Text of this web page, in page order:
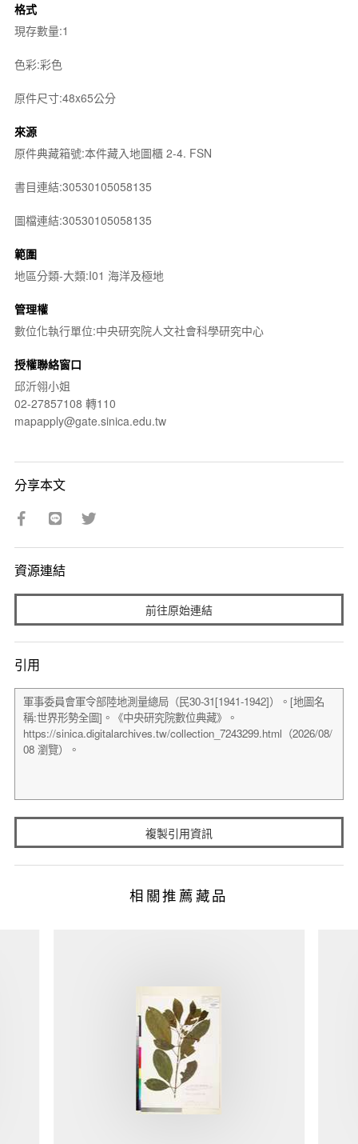
格式
現存數量:1
色彩:彩色
原件尺寸:48x65公分
來源
原件典藏箱號:本件藏入地圖櫃 2-4. FSN
書目連結:30530105058135
圖檔連結:30530105058135
範圍
地區分類-大類:I01 海洋及極地
管理權
數位化執行單位:中央研究院人文社會科學研究中心
授權聯絡窗口
邱沂翎小姐
02-27857108 轉110
mapapply@gate.sinica.edu.tw
分享本文
資源連結
前往原始連結
引用
複製引用資訊
相關推薦藏品